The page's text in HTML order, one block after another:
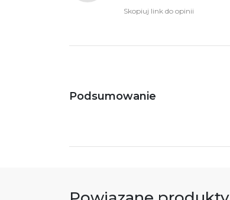
Skopiuj link do opinii
Podsumowanie